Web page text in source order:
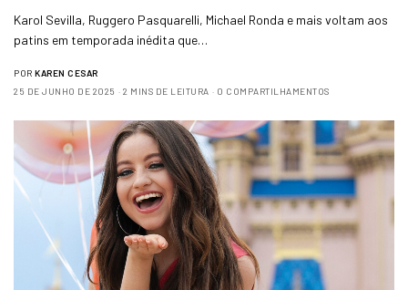
Karol Sevilla, Ruggero Pasquarelli, Michael Ronda e mais voltam aos
patins em temporada inédita que…
POR KAREN CESAR
25 DE JUNHO DE 2025
2 MINS DE LEITURA 0 COMPARTILHAMENTOS